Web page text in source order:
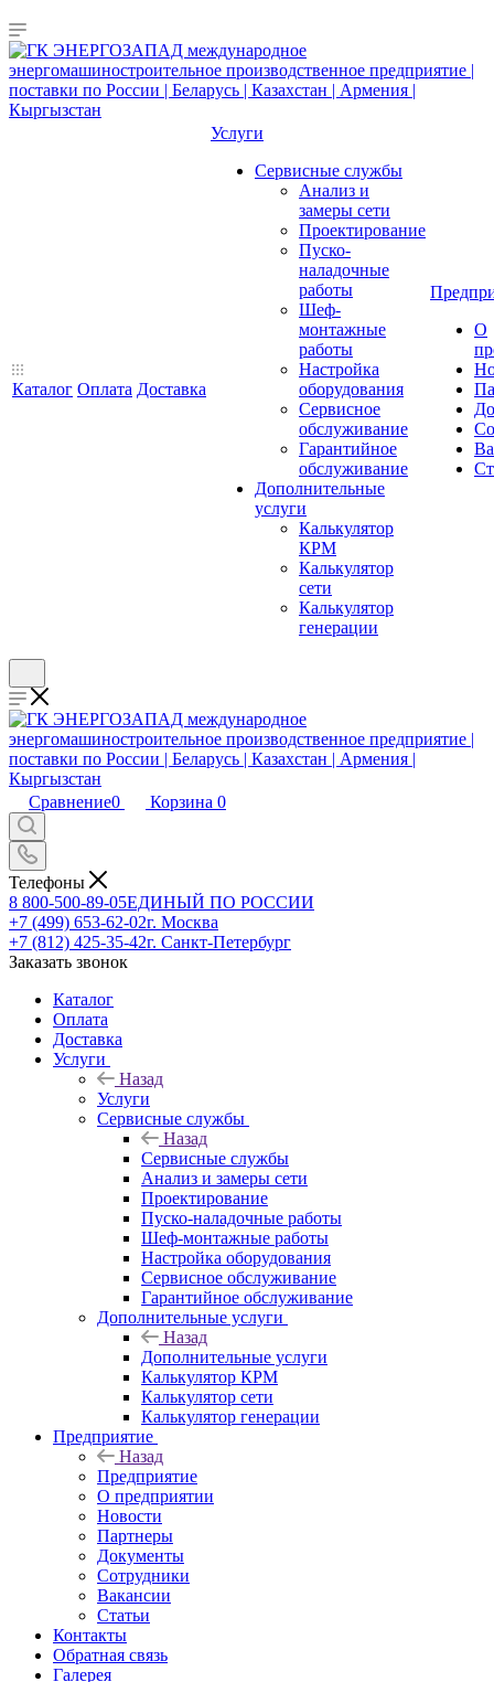
Каталог Оплата Доставка
Услуги
Сервисные службы
Анализ и
замеры сети
Проектирование
Пуско-
наладочные
работы
Шеф-
монтажные
работы
Настройка
оборудования
Сервисное
обслуживание
Гарантийное
обслуживание
Дополнительные
услуги
Калькулятор
КРМ
Калькулятор
сети
Калькулятор
генерации
О
Сравнение0 Корзина 0
Телефоны
8 800-500-89-05ЕДИНЫЙ ПО РОССИИ
+7 (499) 653-62-02г. Москва
+7 (812) 425-35-42г. Санкт-Петербург
Заказать звонок
Каталог
Оплата
Доставка
Услуги
Назад
Услуги
Сервисные службы
Назад
Сервисные службы
Анализ и замеры сети
Проектирование
Пуско-наладочные работы
Шеф-монтажные работы
Настройка оборудования
Сервисное обслуживание
Гарантийное обслуживание
Дополнительные услуги
Назад
Дополнительные услуги
Калькулятор КРМ
Калькулятор сети
Калькулятор генерации
Предприятие
Назад
Предприятие
О предприятии
Новости
Партнеры
Документы
Сотрудники
Вакансии
Статьи
Контакты
Обратная связь
Галерея